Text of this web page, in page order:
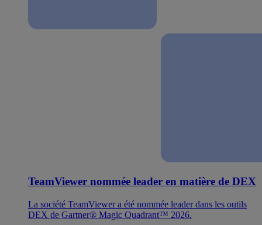
TeamViewer nommée leader en matière de DEX
La société TeamViewer a été nommée leader dans les outils
DEX de Gartner® Magic Quadrant™ 2026.